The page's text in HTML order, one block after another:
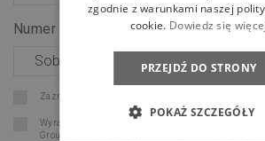
Numer lokalu:
Zaznacz wszystkie zgody
Wyrażam zgodę na przetwarzanie moich danych
Group Sp. z o.o. w celu udzielenia odpowiedzi na
zgodnie z warunkami naszej
cookie. Dowiedz się więcej
PRZEJDŹ DO STRONY
POKAŻ SZCZEGÓŁY